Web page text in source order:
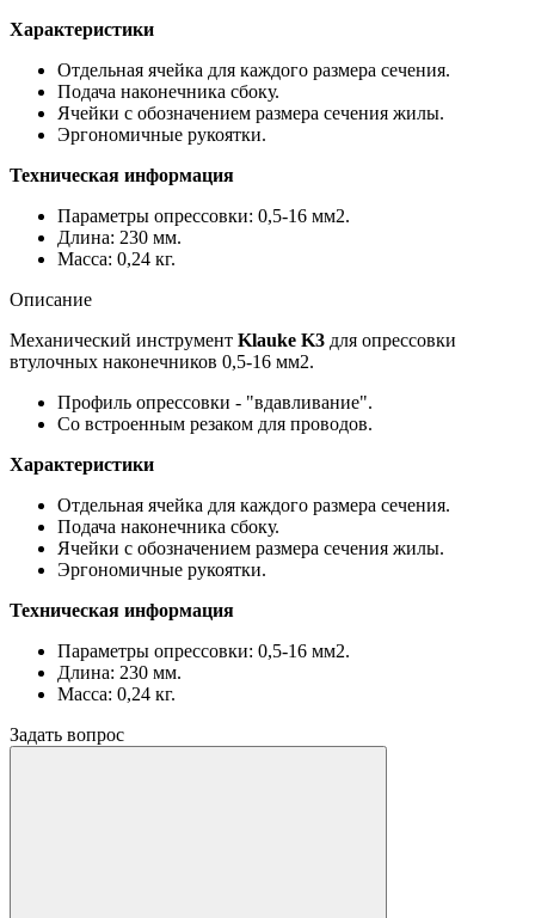
Характеристики
Отдельная ячейка для каждого размера сечения.
Подача наконечника сбоку.
Ячейки с обозначением размера сечения жилы.
Эргономичные рукоятки.
Техническая информация
Параметры опрессовки: 0,5-16 мм2.
Длина: 230 мм.
Масса: 0,24 кг.
Описание
Механический инструмент Klauke K3 для опрессовки
втулочных наконечников 0,5-16 мм2.
Профиль опрессовки - "вдавливание".
Со встроенным резаком для проводов.
Характеристики
Отдельная ячейка для каждого размера сечения.
Подача наконечника сбоку.
Ячейки с обозначением размера сечения жилы.
Эргономичные рукоятки.
Техническая информация
Параметры опрессовки: 0,5-16 мм2.
Длина: 230 мм.
Масса: 0,24 кг.
Задать вопрос